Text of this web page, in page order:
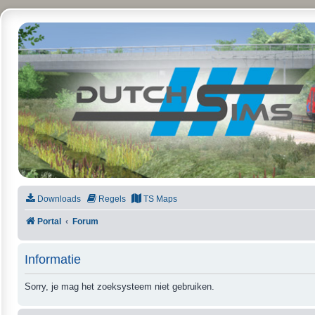
DutchSims
Downloads Regels TS Maps
Portal Forum
Informatie
Sorry, je mag het zoeksysteem niet gebruiken.